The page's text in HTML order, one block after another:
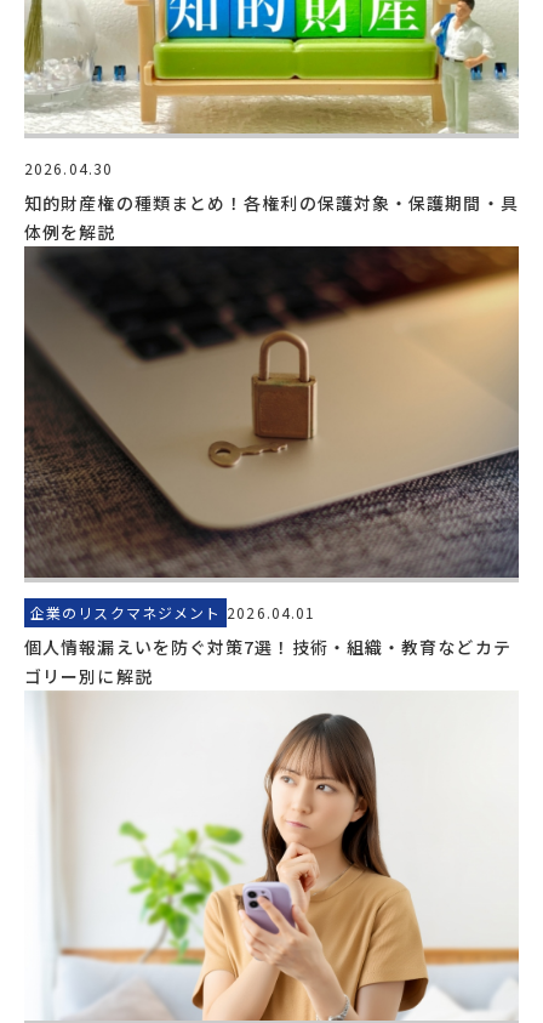
2026.04.30
知的財産権の種類まとめ！各権利の保護対象・保護期間・具
体例を解説
企業のリスクマネジメント 2026.04.01
個人情報漏えいを防ぐ対策7選！技術・組織・教育などカテ
ゴリー別に解説